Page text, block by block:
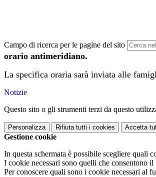
Campo di ricerca per le pagine del sito
orario antimeridiano.
La specifica oraria sarà inviata alle
Notizie
Questo sito o gli strumenti terzi da questo
Personalizza Rifiuta tutti i cookies Accetta
Gestione cookie
In questa schermata è possibile scegliere quali
I cookie necessari sono quelli che consentono
Per conoscere quali sono i cookie necessari al